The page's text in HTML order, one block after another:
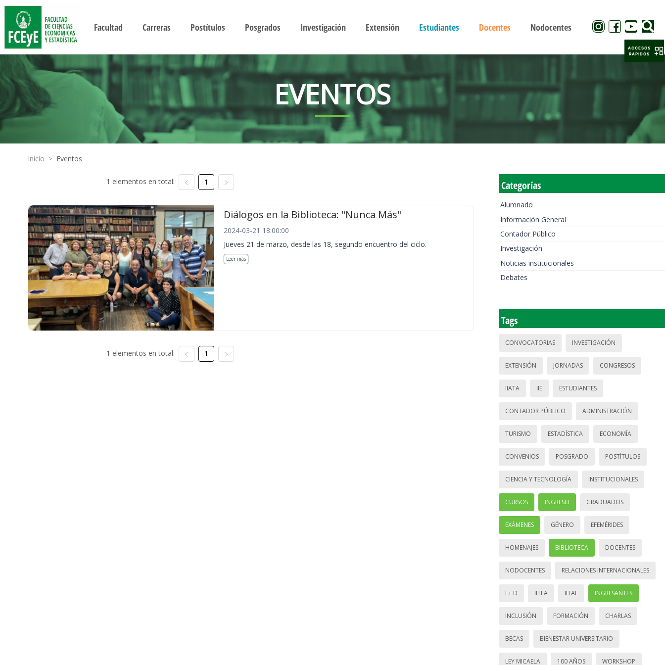
Facultad Carreras Postítulos Posgrados Investigación Extensión Estudiantes Docentes Nodocentes
EVENTOS
Inicio > Eventos
1 elementos en total: 1
Diálogos en la Biblioteca: "Nunca Más"
2024-03-21 18:00:00
Jueves 21 de marzo, desde las 18, segundo encuentro del ciclo.
Leer más
1 elementos en total: 1
Categorías
Alumnado
Información General
Contador Público
Investigación
Noticias institucionales
Debates
Tags
CONVOCATORIAS INVESTIGACIÓN
EXTENSIÓN JORNADAS CONGRESOS
IIATA IIE ESTUDIANTES
CONTADOR PÚBLICO ADMINISTRACIÓN
TURISMO ESTADÍSTICA ECONOMÍA
CONVENIOS POSGRADO POSTÍTULOS
CIENCIA Y TECNOLOGÍA INSTITUCIONALES
CURSOS INGRESO GRADUADOS
EXÁMENES GÉNERO EFEMÉRIDES
HOMENAJES BIBLIOTECA DOCENTES
NODOCENTES RELACIONES INTERNACIONALES
I + D IITEA IITAE INGRESANTES
INCLUSIÓN FORMACIÓN CHARLAS
BECAS BIENESTAR UNIVERSITARIO
LEY MICAELA 100 AÑOS WORKSHOP
ACCESOS
RAPIDOS